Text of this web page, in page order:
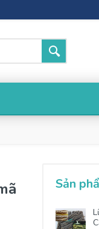
Sản